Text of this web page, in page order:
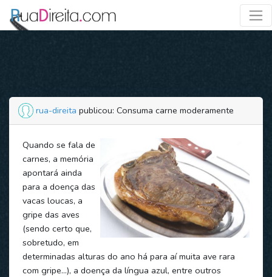
rua-direita publicou: Consuma carne moderamente
Quando se fala de
carnes, a memória
apontará ainda
para a doença das
vacas loucas, a
gripe das aves
(sendo certo que,
sobretudo, em
determinadas alturas do ano há para aí muita ave rara
com gripe…), a doença da língua azul, entre outros